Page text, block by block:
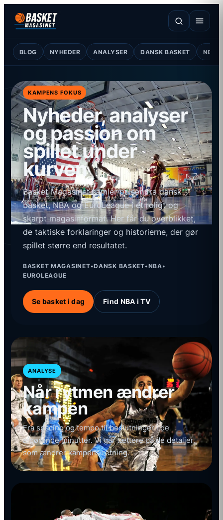
BLOG NYHEDER ANALYSER DANSK BASKET NBA
KAMPENS FOKUS
Nyheder, analyser
og passion om
spillet under
kurven
Basket Magasinet samler pulsen fra dansk
basket, NBA og EuroLeague i et roligt og
skarpt magasinformat. Her får du overblikket,
de taktiske forklaringer og historierne, der gør
spillet større end resultatet.
BASKET MAGASINET•DANSK BASKET•NBA•
EUROLEAGUE
Se basket i dag Find NBA i TV
ANALYSE
Når rytmen ændrer
kampen
Fra spacing og tempo til beslutninger i de
afgørende minutter. Vi går tættere på de detaljer,
som ændrer kampens retning.